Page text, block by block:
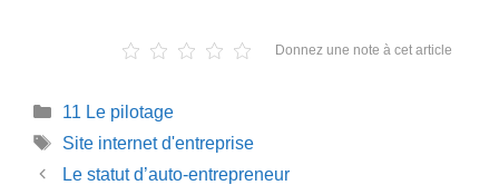
Donnez une note à cet article
Catégories
11 Le pilotage
Étiquettes
Site internet d'entreprise
Le statut d’auto-entrepreneur